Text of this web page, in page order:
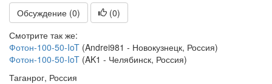
Обсуждение (0)
(0)
Смотрите так же:
Фотон-100-50-IoT (Andrei981 - Новокузнецк, Россия)
Фотон-100-50-IoT (AK1 - Челябинск, Россия)
Таганрог, Россия